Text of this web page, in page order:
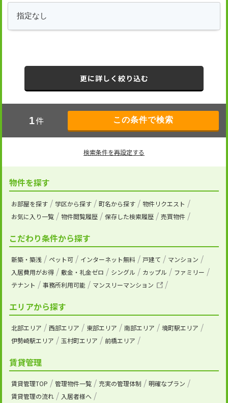
更に詳しく絞り込む
1件
検索条件を再設定する
物件を探す
お部屋を探す 学区から探す 町名から探す
物件リクエスト
お気に入り一覧
物件閲覧履歴 保存した検索履歴 売買物件
こだわり条件から探す
新築・築浅 ペット可 インターネット無料 戸建て
マンション
入居費用がお得
敷金・礼金ゼロ シングル カップル
ファミリー
テナント
事務所利用可能 マンスリーマンション
エリアから探す
北部エリア 西部エリア 東部エリア 南部エリア
境町駅エリア
伊勢崎駅エリア
玉村町エリア 前橋エリア
賃貸管理
賃貸管理TOP 管理物件一覧 充実の管理体制
明確なプラン
賃貸管理の流れ
入居者様へ